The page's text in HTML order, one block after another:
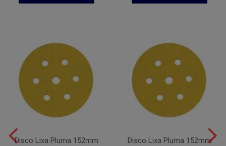
Disco Lixa Pluma 152mm
Disco Lixa Pluma 152mm